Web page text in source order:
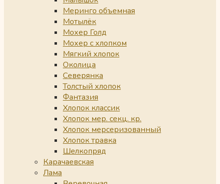
Меринго объемная
Мотылёк
Мохер Голд
Мохер с хлопком
Мягкий хлопок
Околица
Северянка
Толстый хлопок
Фантазия
Хлопок классик
Хлопок мер. секц. кр.
Хлопок мерсеризованный
Хлопок травка
Шелкопряд
Карачаевская
Лама